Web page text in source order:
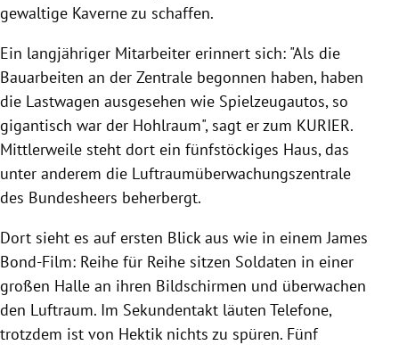
gewaltige Kaverne zu schaffen.
Ein langjähriger Mitarbeiter erinnert sich: "Als die
Bauarbeiten an der Zentrale begonnen haben, haben
die Lastwagen ausgesehen wie Spielzeugautos, so
gigantisch war der Hohlraum", sagt er zum KURIER.
Mittlerweile steht dort ein fünfstöckiges Haus, das
unter anderem die Luftraumüberwachungszentrale
des Bundesheers beherbergt.
Dort sieht es auf ersten Blick aus wie in einem James
Bond-Film: Reihe für Reihe sitzen Soldaten in einer
großen Halle an ihren Bildschirmen und überwachen
den Luftraum. Im Sekundentakt läuten Telefone,
trotzdem ist von Hektik nichts zu spüren. Fünf